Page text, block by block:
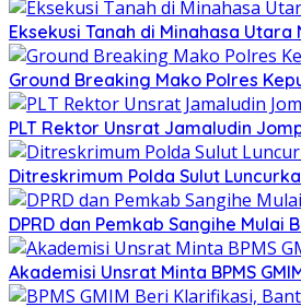
Eksekusi Tanah di Minahasa
Ground Breaking Mako Polres
​PLT Rektor Unsrat Jamaludin
Ditreskrimum Polda Sulut
DPRD dan Pemkab Sangihe Mulai
Akademisi Unsrat Minta BPMS